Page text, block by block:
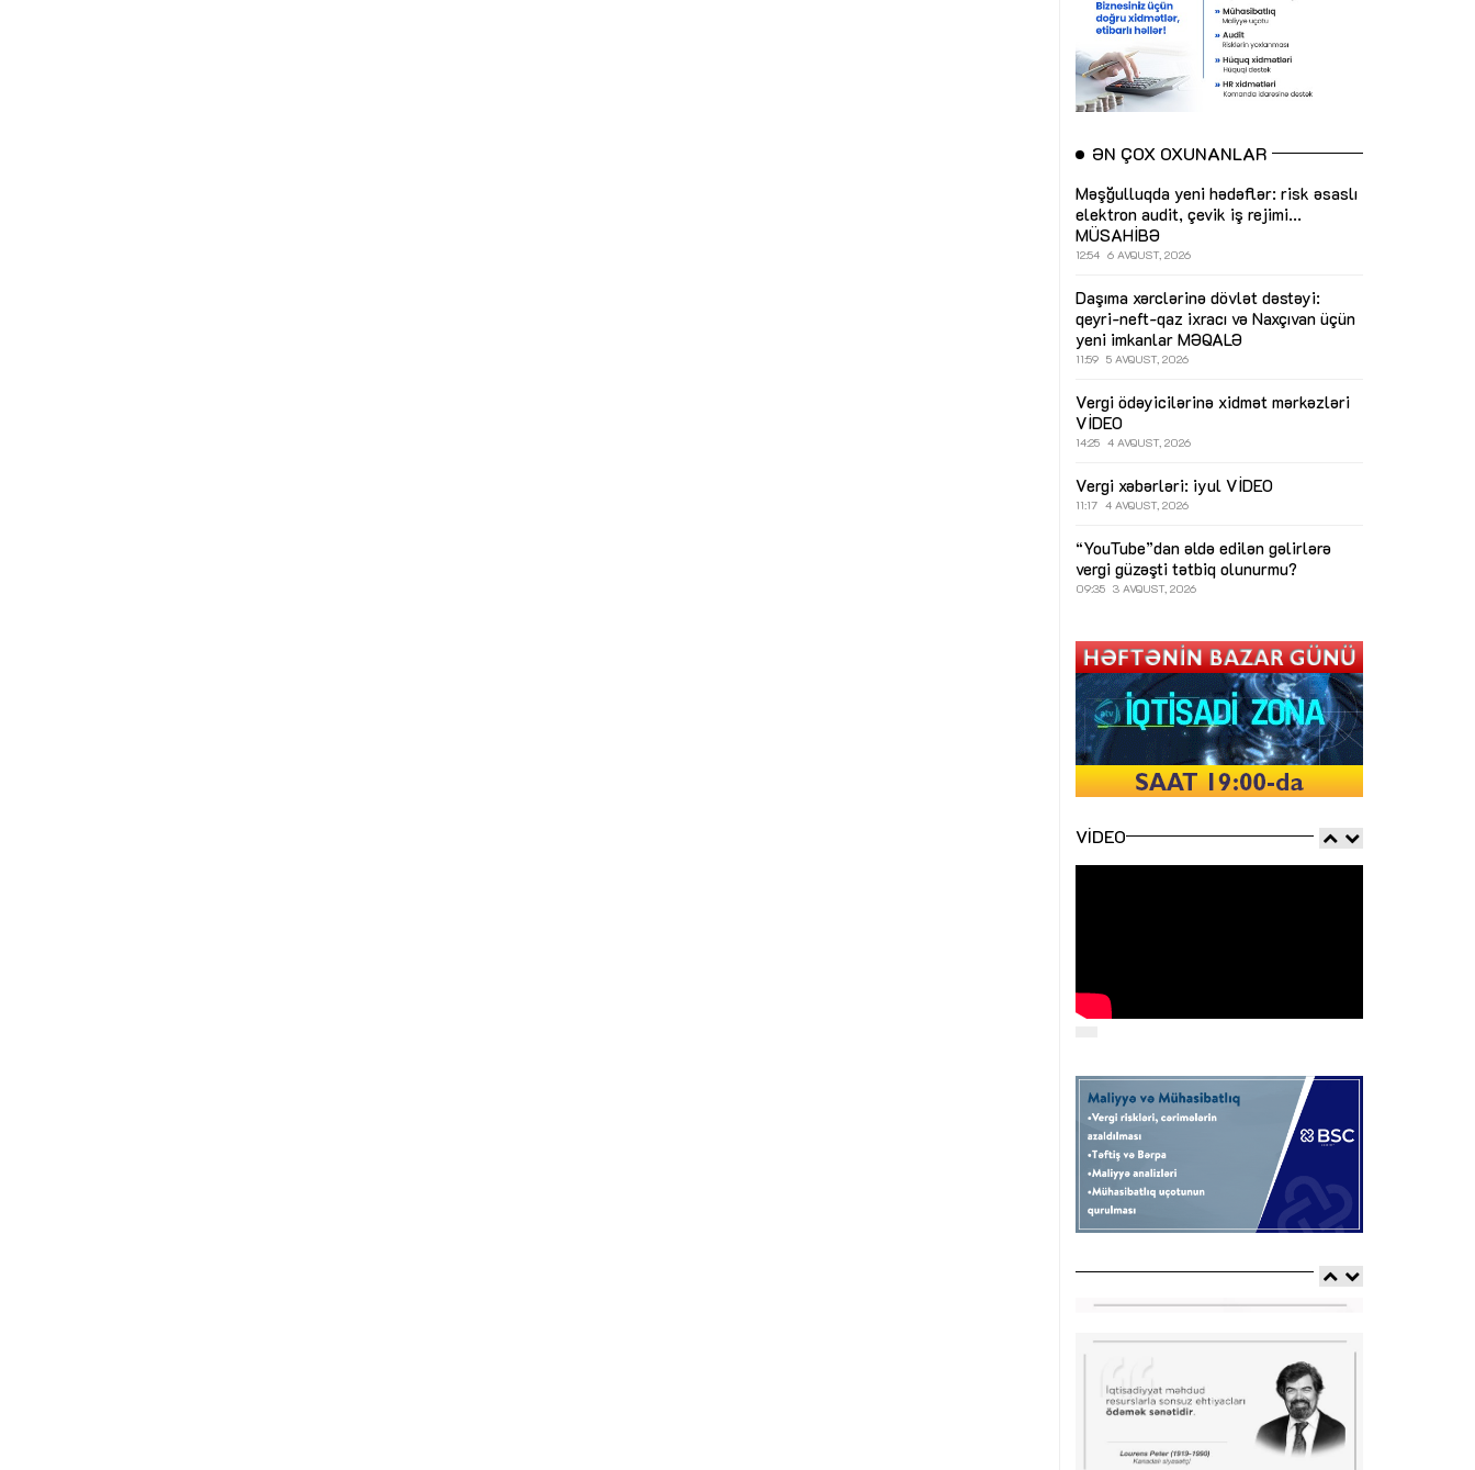
ƏN ÇOX OXUNANLAR
Məşğulluqda yeni hədəflər: risk əsaslı
elektron audit, çevik iş rejimi...
MÜSAHİBƏ
12:54 6 AVQUST, 2026
Daşıma xərclərinə dövlət dəstəyi:
qeyri-neft-qaz ixracı və Naxçıvan üçün
yeni imkanlar MƏQALƏ
11:59 5 AVQUST, 2026
Vergi ödəyicilərinə xidmət mərkəzləri
VİDEO
14:25 4 AVQUST, 2026
Vergi xəbərləri: iyul VİDEO
11:17 4 AVQUST, 2026
“YouTube”dan əldə edilən gəlirlərə
vergi güzəşti tətbiq olunurmu?
09:35 3 AVQUST, 2026
VIDEO